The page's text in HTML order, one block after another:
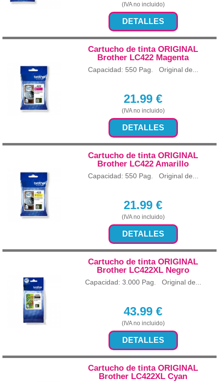
(IVA no incluido)
DETALLES
Cartucho de tinta ORIGINAL
Brother LC422 Magenta
Capacidad: 550 Pag. Original de...
21.99 €
(IVA no incluido)
DETALLES
Cartucho de tinta ORIGINAL
Brother LC422 Amarillo
Capacidad: 550 Pag. Original de...
21.99 €
(IVA no incluido)
DETALLES
Cartucho de tinta ORIGINAL
Brother LC422XL Negro
Capacidad: 3.000 Pag. Original de...
43.99 €
(IVA no incluido)
DETALLES
Cartucho de tinta ORIGINAL
Brother LC422XL Cyan